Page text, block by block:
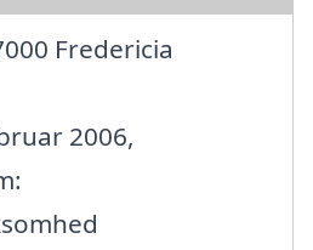
Fredericia
2006,